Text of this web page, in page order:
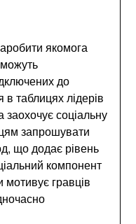
якомога
до
в таблицях лідерів
заохочує соціальну
запрошувати
що додає рівень
компонент
гравців